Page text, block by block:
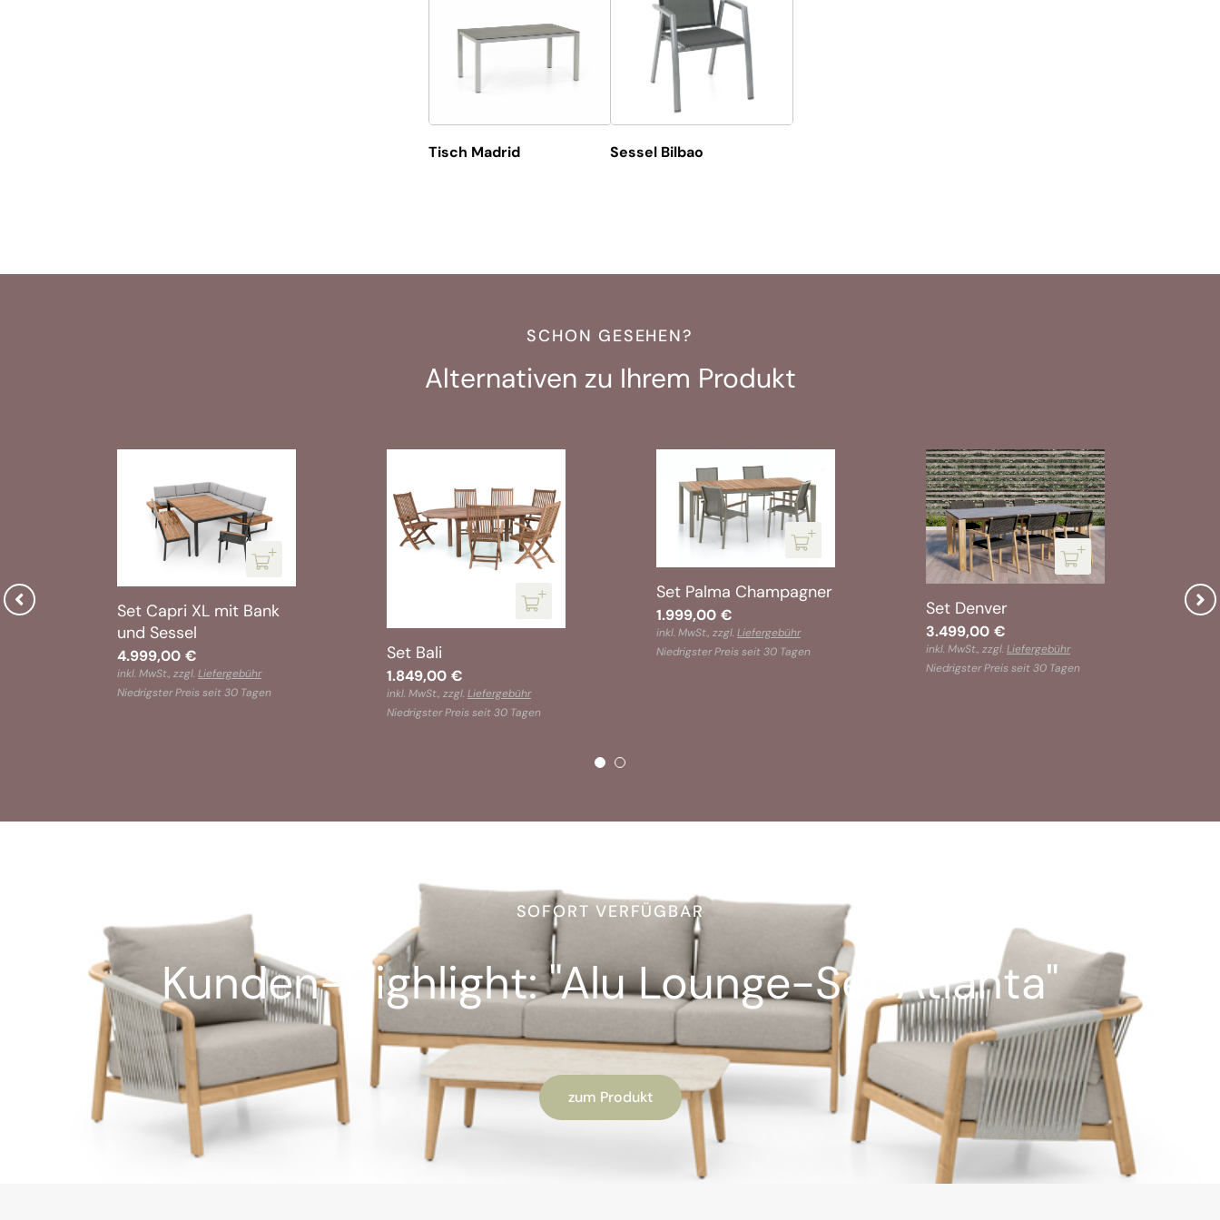
Tisch Madrid Sessel Bilbao
SCHON GESEHEN?
Alternativen zu Ihrem Produkt
Set Capri XL mit Bank
und Sessel
4.999,00 €
inkl. MwSt., zzgl.Liefergebühr
Niedrigster Preis seit 30 Tagen
Set Bali
1.849,00 €
inkl. MwSt., zzgl.Liefergebühr
Niedrigster Preis seit 30 Tagen
Set Palma Champagner
1.999,00 €
inkl. MwSt., zzgl.Liefergebühr
Niedrigster Preis seit 30 Tagen
Set Denver
3.499,00 €
inkl. MwSt., zzgl.Liefergebühr
Niedrigster Preis seit 30 Tagen
SOFORT VERFÜGBAR
Kunden-Highlight: "Alu Lounge-Set Atlanta"
zum Produkt